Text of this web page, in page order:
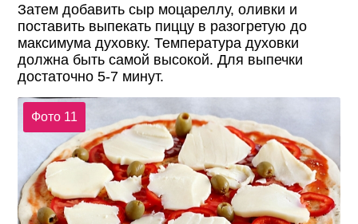
Затем добавить сыр моцареллу, оливки и
поставить выпекать пиццу в разогретую до
максимума духовку. Температура духовки
должна быть самой высокой. Для выпечки
достаточно 5-7 минут.
Фото 11